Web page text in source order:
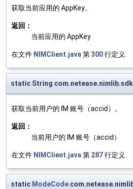
获取当前应用的 AppKey。
返回：
当前应用的 AppKey
在文件 NIMClient.java第300行定义.
static String
获取当前用户的 IM 账号（accid）。
返回：
当前用户的 IM 账号（accid）
在文件 NIMClient.java第 287行定义.
static ModeCode